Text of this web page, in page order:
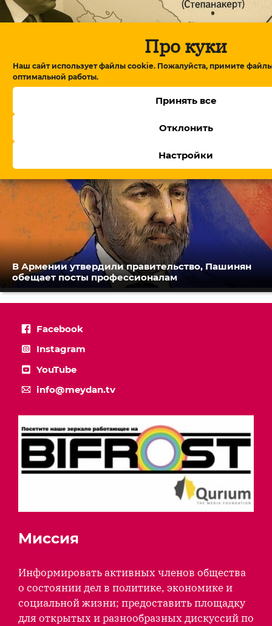
Про куки
Наш сайт использует файлы cookie. Пожалуйста, примите
оптимальной работы.
Принять все
Отклонить
Настройки
Глава американского фонда TRIPP+ на
переговорах в Армении: детали обсуждений
В Армении утвердили правительство, Пашинян
обещает посты профессионалам
Facebook
Instagram
YouTube
info@meydan.tv
Миссия
Информировать активных членов общества
о состоянии дел в политике, экономике и
социальной жизни; предоставить площадку
для открытых и разнообразных дискуссий по